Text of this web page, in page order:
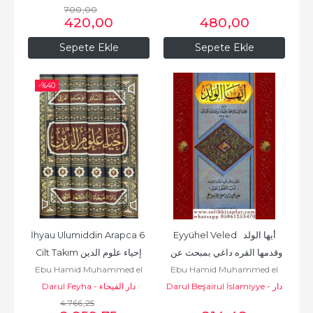
Sepete Ekle
700,00
420,00
Sepete Ekle
480,00
-%40
İhyau Ulumiddin Arapca 6
Cilt Takım إحياء علوم الدين
Ebu Hamid Muhammed el
Gazali أبو
حامد محمد الغزّالي الطوسي
Darul Feyha - دار الفيحاء
4.766,25
Eyyühel Veled  أيها الولد
آداب المتعلم والعالم
Ebu Hamid Muhammed el
Gazali أبو
Darul Beşairul İslamiyye - دار